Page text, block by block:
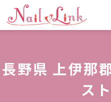
長野県 上伊那
ス